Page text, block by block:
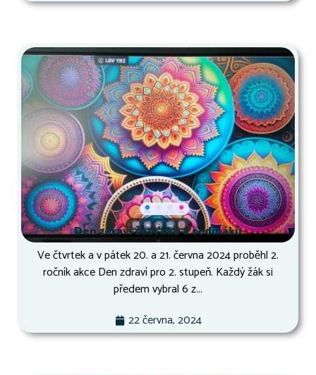
Den zdraví šesťáků a sedmáků
Ve čtvrtek a v pátek 20. a 21. června 2024 proběhl 2.
ročník akce Den zdraví pro 2. stupeň. Každý žák si
předem vybral 6 z...
22 června, 2024